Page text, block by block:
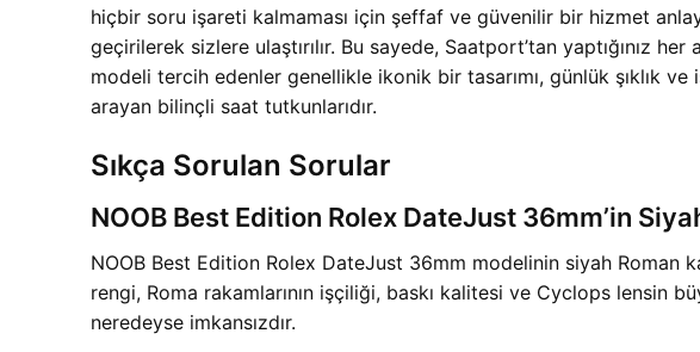
hiçbir soru işareti kalmaması için şeffaf ve güvenilir bir hizmet
geçirilerek sizlere ulaştırılır. Bu sayede, Saatport’tan yaptığınız
modeli tercih edenler genellikle ikonik bir tasarımı, günlük şıklık
arayan bilinçli saat tutkunlarıdır.
Sıkça Sorulan Sorular
NOOB Best Edition Rolex DateJust 36mm’in
NOOB Best Edition Rolex DateJust 36mm modelinin siyah Roman
rengi, Roma rakamlarının işçiliği, baskı kalitesi ve Cyclops lensin
neredeyse imkansızdır.